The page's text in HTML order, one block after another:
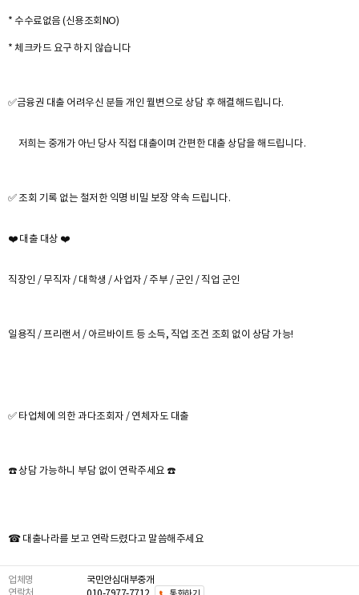
* 수수료없음 (신용조회NO)
* 체크카드 요구 하지 않습니다
✅금융권 대출 어려우신 분들 개인 월변으로 상담 후 해결해드립니다.
저희는 중개가 아닌 당사 직접 대출이며 간편한 대출 상담을 해드립니다.
✅ 조회 기록 없는 철저한 익명 비밀 보장 약속 드립니다.
❤️ 대출 대상 ❤️
직장인 / 무직자 / 대학생 / 사업자 / 주부 / 군인 / 직업 군인
일용직 / 프리랜서 / 아르바이트 등 소득, 직업 조건 조회 없이 상담 가능!
✅ 타업체에 의한 과다조회자 / 연체자도 대출
☎️ 상담 가능하니 부담 없이 연락주세요 ☎️
☎ 대출나라를 보고 연락드렸다고 말씀해주세요
업체명
국민안심대부중개